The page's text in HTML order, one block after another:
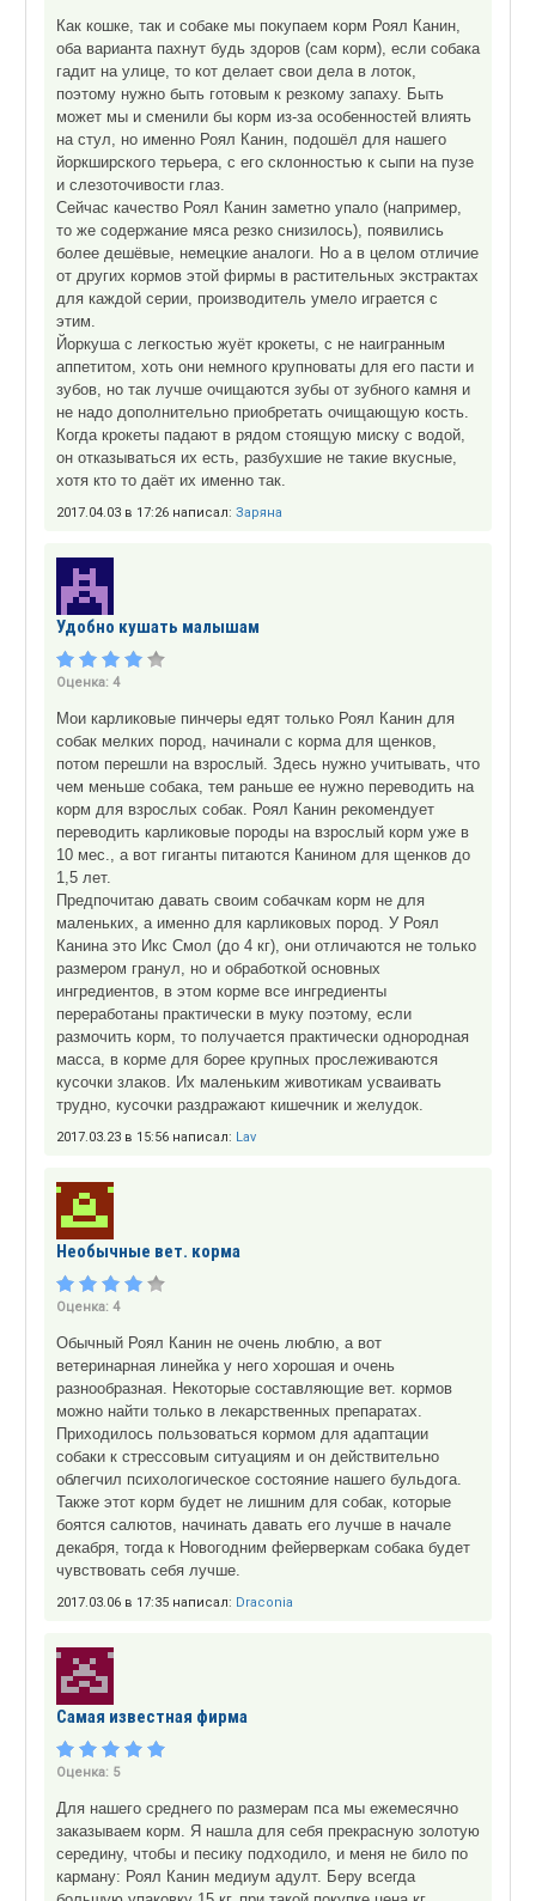
Как кошке, так и собаке мы покупаем корм Роял Канин,
оба варианта пахнут будь здоров (сам корм), если собака
гадит на улице, то кот делает свои дела в лоток,
поэтому нужно быть готовым к резкому запаху. Быть
может мы и сменили бы корм из-за особенностей влиять
на стул, но именно Роял Канин, подошёл для нашего
йоркширского терьера, с его склонностью к сыпи на пузе
и слезоточивости глаз.
Сейчас качество Роял Канин заметно упало (например,
то же содержание мяса резко снизилось), появились
более дешёвые, немецкие аналоги. Но а в целом отличие
от других кормов этой фирмы в растительных экстрактах
для каждой серии, производитель умело играется с
этим.
Йоркуша с легкостью жуёт крокеты, с не наигранным
аппетитом, хоть они немного крупноваты для его пасти и
зубов, но так лучше очищаются зубы от зубного камня и
не надо дополнительно приобретать очищающую кость.
Когда крокеты падают в рядом стоящую миску с водой,
он отказываться их есть, разбухшие не такие вкусные,
хотя кто то даёт их именно так.
2017.04.03 в 17:26 написал: Заряна
Удобно кушать малышам
Оценка: 4
Мои карликовые пинчеры едят только Роял Канин для
собак мелких пород, начинали с корма для щенков,
потом перешли на взрослый. Здесь нужно учитывать, что
чем меньше собака, тем раньше ее нужно переводить на
корм для взрослых собак. Роял Канин рекомендует
переводить карликовые породы на взрослый корм уже в
10 мес., а вот гиганты питаются Канином для щенков до
1,5 лет.
Предпочитаю давать своим собачкам корм не для
маленьких, а именно для карликовых пород. У Роял
Канина это Икс Смол (до 4 кг), они отличаются не только
размером гранул, но и обработкой основных
ингредиентов, в этом корме все ингредиенты
переработаны практически в муку поэтому, если
размочить корм, то получается практически однородная
масса, в корме для борее крупных прослеживаются
кусочки злаков. Их маленьким животикам усваивать
трудно, кусочки раздражают кишечник и желудок.
2017.03.23 в 15:56 написал: Lav
Необычные вет. корма
Оценка: 4
Обычный Роял Канин не очень люблю, а вот
ветеринарная линейка у него хорошая и очень
разнообразная. Некоторые составляющие вет. кормов
можно найти только в лекарственных препаратах.
Приходилось пользоваться кормом для адаптации
собаки к стрессовым ситуациям и он действительно
облегчил психологическое состояние нашего бульдога.
Также этот корм будет не лишним для собак, которые
боятся салютов, начинать давать его лучше в начале
декабря, тогда к Новогодним фейерверкам собака будет
чувствовать себя лучше.
2017.03.06 в 17:35 написал: Draconia
Самая известная фирма
Оценка: 5
Для нашего среднего по размерам пса мы ежемесячно
заказываем корм. Я нашла для себя прекрасную золотую
середину, чтобы и песику подходило, и меня не било по
карману: Роял Канин медиум адулт. Беру всегда